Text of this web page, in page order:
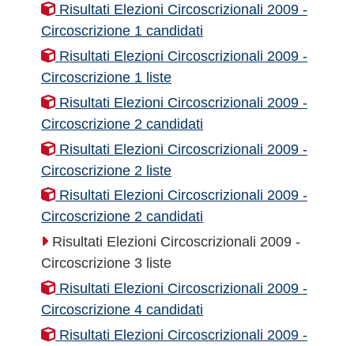
Risultati Elezioni Circoscrizionali 2009 -
Circoscrizione 1 candidati
Risultati Elezioni Circoscrizionali 2009 -
Circoscrizione 1 liste
Risultati Elezioni Circoscrizionali 2009 -
Circoscrizione 2 candidati
Risultati Elezioni Circoscrizionali 2009 -
Circoscrizione 2 liste
Risultati Elezioni Circoscrizionali 2009 -
Circoscrizione 2 candidati
Risultati Elezioni Circoscrizionali 2009 -
Circoscrizione 3 liste
Risultati Elezioni Circoscrizionali 2009 -
Circoscrizione 4 candidati
Risultati Elezioni Circoscrizionali 2009 -